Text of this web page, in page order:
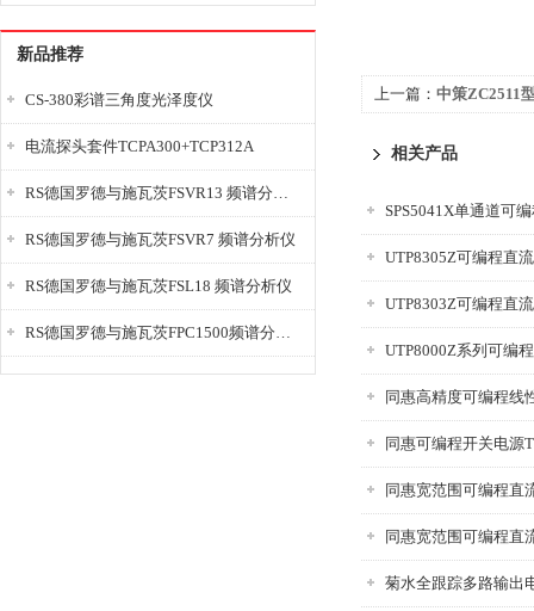
新品推荐
CS-380彩谱三角度光泽度仪
电流探头套件TCPA300+TCP312A
RS德国罗德与施瓦茨FSVR13 频谱分析仪
RS德国罗德与施瓦茨FSVR7 频谱分析仪
RS德国罗德与施瓦茨FSL18 频谱分析仪
RS德国罗德与施瓦茨FPC1500频谱分析仪
上一篇： 中策ZC2511
相关产品
SPS5041X单通道可
UTP8305Z可编程直
UTP8303Z可编程直
UTP8000Z系列可编
同惠高精度可编程线
同惠可编程开关电源
同惠宽范围可编程直